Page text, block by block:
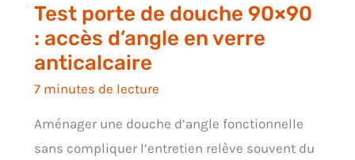
Test porte de douche 90×90
: accès d’angle en verre
anticalcaire
7 minutes de lecture
Aménager une douche d’angle fonctionnelle
sans compliquer l’entretien relève souvent du